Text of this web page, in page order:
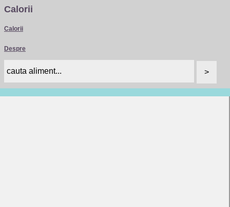
Calorii
Calorii
Despre